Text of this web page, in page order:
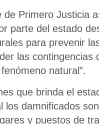
Primero Justicia
parte del estado
para prevenir
las contingencias
natural”.
que brinda el
los damnificados
y puestos de